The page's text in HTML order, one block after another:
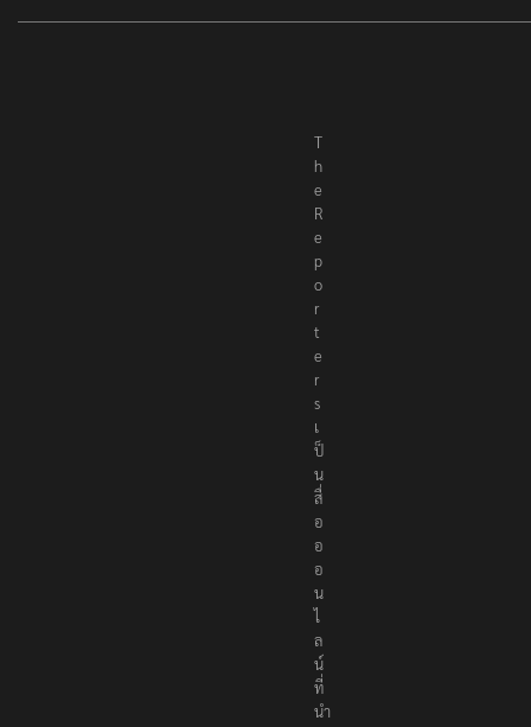
T
h
e
R
e
p
o
r
t
e
r
s
เ
ป็
น
สื่
อ
อ
อ
น
ไ
ล
น์
ที่
นำ